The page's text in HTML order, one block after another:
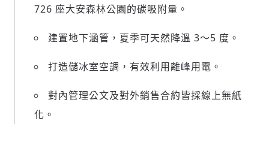
726 座大安森林公園的碳吸附量。
建置地下涵管，夏季可天然降溫 3～5 度。
打造儲冰室空調，有效利用離峰用電。
對內管理公文及對外銷售合約皆採線上無紙
化。